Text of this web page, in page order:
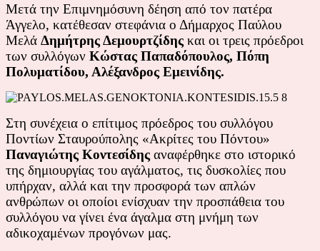
Μετά την Επιμνημόσυνη δέηση από τον πατέρα
Άγγελο, κατέθεσαν στεφάνια ο Δήμαρχος Παύλου
Μελά Δημήτρης Δεμουρτζίδης και οι τρεις πρόεδροι
των συλλόγων Κώστας Παπαδόπουλος, Πόπη
Πολυματίδου, Αλέξανδρος Εμεινίδης.
Στη συνέχεια ο επίτιμος πρόεδρος του συλλόγου
Ποντίων Σταυρούπολης «Ακρίτες του Πόντου»
Παναγιώτης Κοντεσίδης αναφέρθηκε στο ιστορικό
της δημιουργίας του αγάλματος, τις δυσκολίες που
υπήρχαν, αλλά και την προσφορά των απλών
ανθρώπων οι οποίοι ενίσχυαν την προσπάθεια του
συλλόγου να γίνει ένα άγαλμα στη μνήμη των
αδικοχαμένων προγόνων μας.